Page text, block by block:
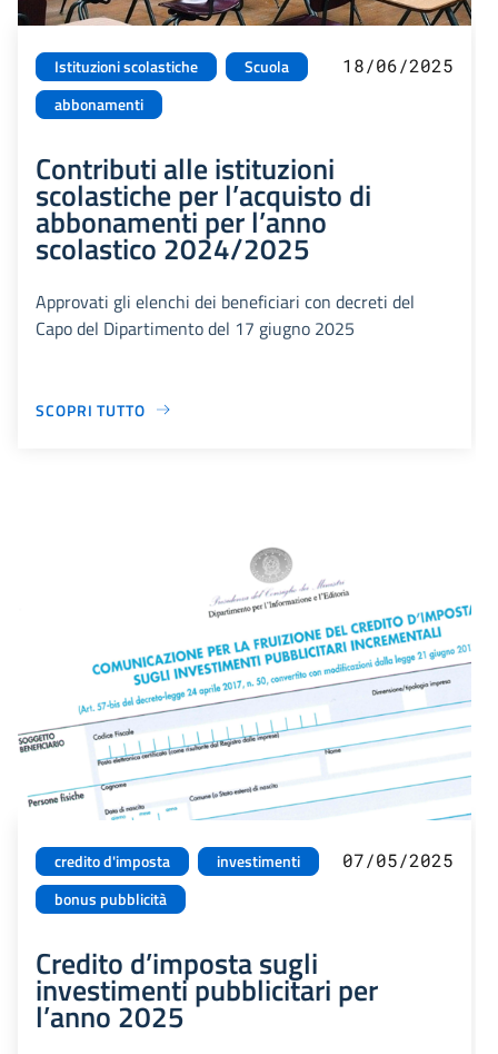
Istituzioni scolastiche
Scuola
abbonamenti
18/06/2025
Contributi alle istituzioni
scolastiche per l’acquisto di
abbonamenti per l’anno
scolastico 2024/2025
Approvati gli elenchi dei beneficiari con decreti del
Capo del Dipartimento del 17 giugno 2025
SCOPRI TUTTO
credito d'imposta
investimenti
bonus pubblicità
07/05/2025
Credito d’imposta sugli
investimenti pubblicitari per
l’anno 2025